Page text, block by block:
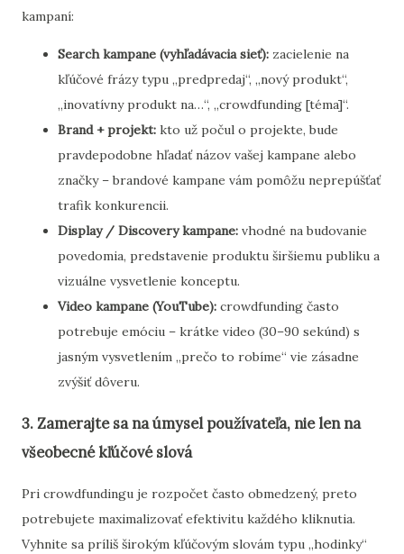
kampaní:
Search kampane (vyhľadávacia sieť): zacielenie na
kľúčové frázy typu „predpredaj“, „nový produkt“,
„inovatívny produkt na…“, „crowdfunding [téma]“.
Brand + projekt: kto už počul o projekte, bude
pravdepodobne hľadať názov vašej kampane alebo
značky – brandové kampane vám pomôžu neprepúšťať
trafik konkurencii.
Display / Discovery kampane: vhodné na budovanie
povedomia, predstavenie produktu širšiemu publiku a
vizuálne vysvetlenie konceptu.
Video kampane (YouTube): crowdfunding často
potrebuje emóciu – krátke video (30–90 sekúnd) s
jasným vysvetlením „prečo to robíme“ vie zásadne
zvýšiť dôveru.
3. Zamerajte sa na úmysel používateľa, nie len na
všeobecné kľúčové slová
Pri crowdfundingu je rozpočet často obmedzený, preto
potrebujete maximalizovať efektivitu každého kliknutia.
Vyhnite sa príliš širokým kľúčovým slovám typu „hodinky“